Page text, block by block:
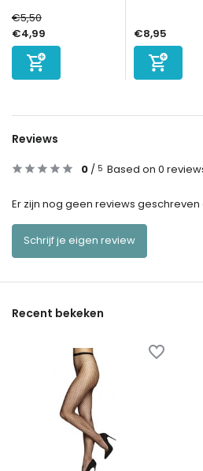
€5,50
€4,99
€8,95
Reviews
0 / 5 Based on 0
Er zijn nog geen reviews
Schrijf je eigen review
Recent bekeken